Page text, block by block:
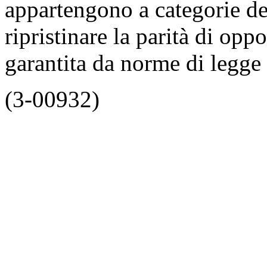
appartengono a categorie
ripristinare la parità di
garantita da norme di
(3-00932)